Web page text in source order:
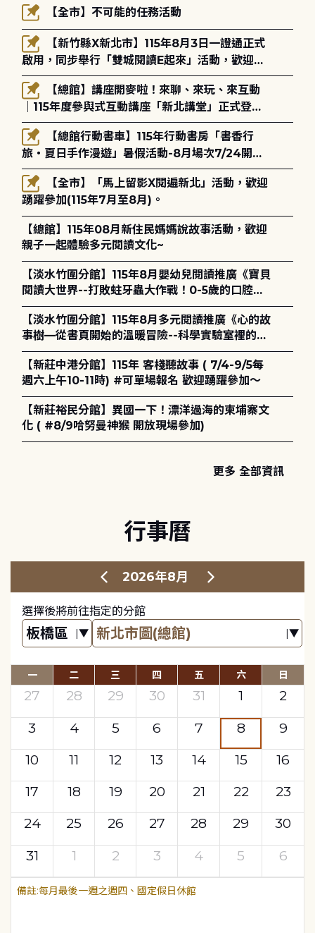
【全市】不可能的任務活動
啟用，同步舉行「雙城閱讀E起來」活動，歡迎踴
躍參加(115年8月3日至10月4日)。
｜115年度參與式互動講座「新北講堂」正式登
場！
旅・夏日手作漫遊」暑假活動-8月場次7/24開始
報名
踴躍參加(115年7月至8月)。
【總館】115年08月新住民媽媽說故事活動，歡迎
親子一起體驗多元閱讀文化~
【淡水竹圍分館】115年8月嬰幼兒閱讀推廣《寶貝
閱讀大世界--打敗蛀牙蟲大作戰！0-5歲的口腔照
護全攻略》
【淡水竹圍分館】115年8月多元閱讀推廣《心的故
事樹—從書頁開始的溫暖冒險--科學實驗室裡的放
電章魚》
【新莊中港分館】115年 客棧聽故事 ( 7/4-9/5每
週六上午10-11時) #可單場報名 歡迎踴躍參加～
【新莊裕民分館】異國一下！漂洋過海的柬埔寨文
化 ( #8/9哈努曼神猴 開放現場參加)
更多 全部資訊
行事曆
2026年8月
選擇後將前往指定的分館
一 二 三 四 五 六 日
27 28 29 30 31 1
2
3
4 5 6 7 8
9
10
11 12 13 14 15
16
17
18 19 20 21 22
23
24
25 26 27 28 29
30
31
1 2 3 4 5 6
每月最後一週之週四、國定假日休館